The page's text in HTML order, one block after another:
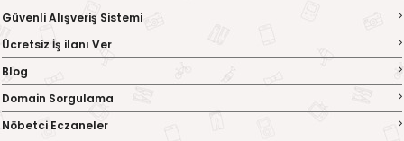
Güvenli Alışveriş Sistemi
Ücretsiz İş ilanı Ver
Blog
Domain Sorgulama
Nöbetci Eczaneler